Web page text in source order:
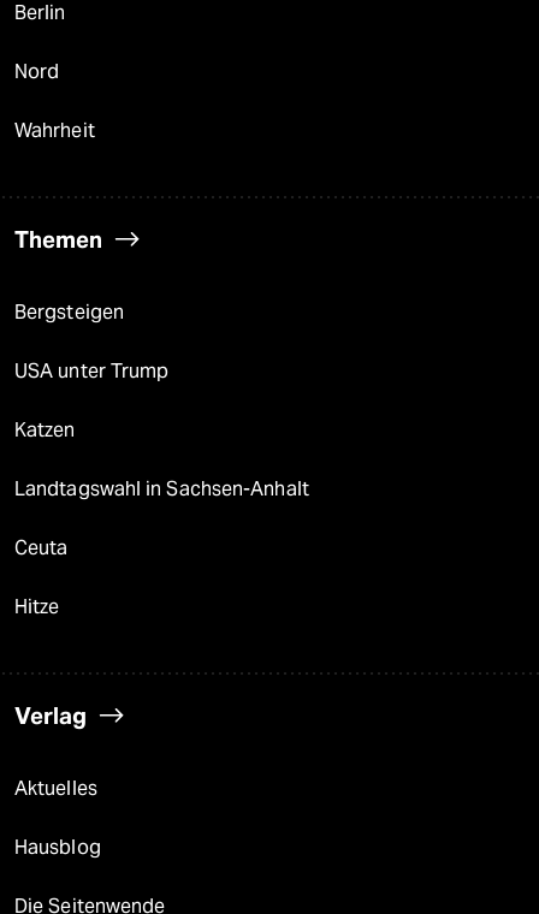
Berlin
Nord
Wahrheit
Themen
Bergsteigen
USA unter Trump
Katzen
Landtagswahl in Sachsen-Anhalt
Ceuta
Hitze
Verlag
Aktuelles
Hausblog
Die Seitenwende